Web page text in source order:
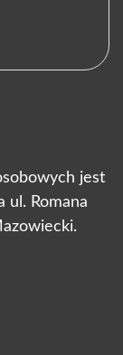
jest
ul. Romana